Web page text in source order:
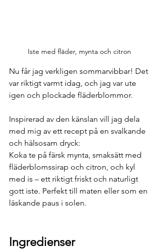
Iste med fläder, mynta och citron
Nu får jag verkligen sommarvibbar! Det
var riktigt varmt idag, och jag var ute
igen och plockade fläderblommor.
Inspirerad av den känslan vill jag dela
med mig av ett recept på en svalkande
och hälsosam dryck:
Koka te på färsk mynta, smaksätt med
fläderblomssirap och citron, och kyl
med is – ett riktigt friskt och naturligt
gott iste. Perfekt till maten eller som en
läskande paus i solen.
Ingredienser